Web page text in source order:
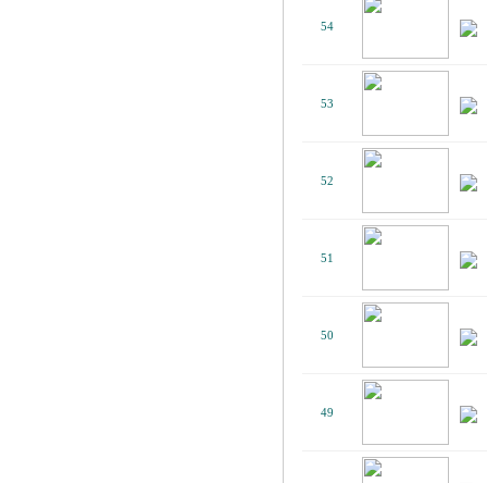
54
53
52
51
50
49